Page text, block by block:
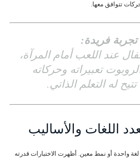
تتوافق معها.
تجربة فريدة:
عند اللعب أمام المرآة،
تعبيراته وحركاته
له التعلم الذاتي.
اللغات والأساليب
واحدة أو نمط معين. أظهرت الاختبارات قدرته